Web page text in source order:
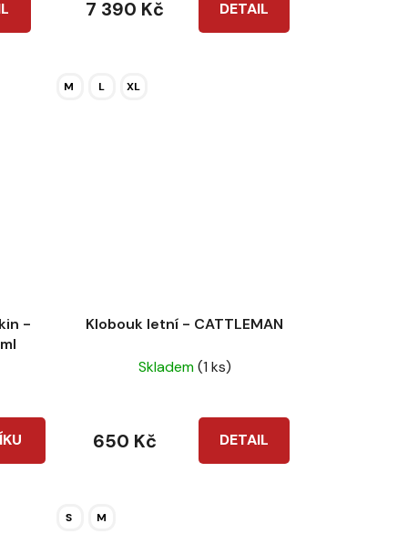
DETAIL
7 390 Kč
M L XL
-
Klobouk letní - CATTLEMAN
Skladem(1 ks)
DETAIL
650 Kč
S M